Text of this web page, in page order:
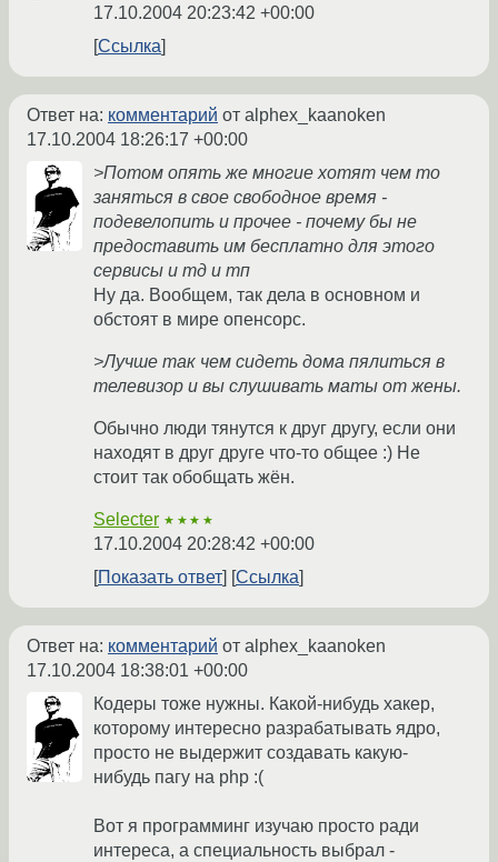
17.10.2004 20:23:42 +00:00
Ссылка
Ответ на: комментарий от alphex_kaanoken
17.10.2004 18:26:17 +00:00
>Потом опять же многие хотят чем то
заняться в свое свободное время -
подевелопить и прочее - почему бы не
предоставить им бесплатно для этого
сервисы и тд и тп
Ну да. Вообщем, так дела в основном и
обстоят в мире опенсорс.
>Лучше так чем сидеть дома пялиться в
телевизор и вы слушивать маты от жены.
Обычно люди тянутся к друг другу, если они
находят в друг друге что-то общее :) Не
стоит так обобщать жён.
Selecter ★★★★
17.10.2004 20:28:42 +00:00
Показать ответ
Ссылка
Ответ на: комментарий от alphex_kaanoken
17.10.2004 18:38:01 +00:00
Кодеры тоже нужны. Какой-нибудь хакер,
которому интересно разрабатывать ядро,
просто не выдержит создавать какую-
нибудь пагу на php :(
Вот я программинг изучаю просто ради
интереса, а специальность выбрал -